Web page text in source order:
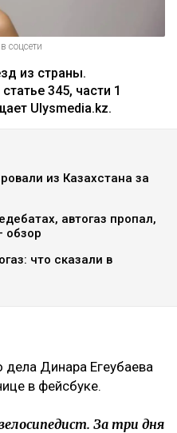
соцсети
из страны.
345, части 1
Ulysmedia.kz.
из Казахстана за
автогаз пропал,
обзор
что сказали в
Динара Егеубаева
в фейсбуке.
За три дня